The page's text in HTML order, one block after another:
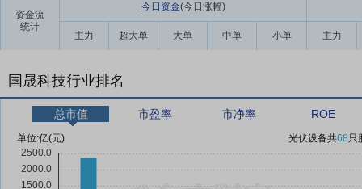
资金流
统计
今日资金(今日涨幅)
主力 超大单 大单 中单 小单 主力
国晟科技行业排名
总市值 市盈率 市净率 ROE
单位:亿(元) 光伏设备共68只